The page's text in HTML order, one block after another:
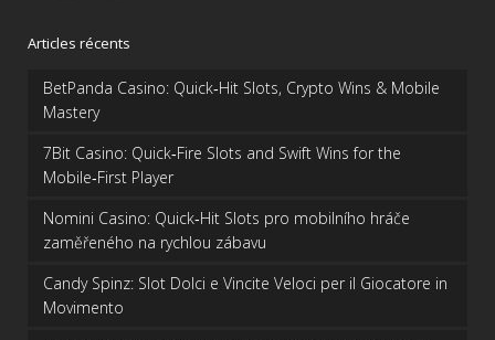
Articles récents
BetPanda Casino: Quick‑Hit Slots, Crypto Wins & Mobile
Mastery
7Bit Casino: Quick‑Fire Slots and Swift Wins for the
Mobile‑First Player
Nomini Casino: Quick‑Hit Slots pro mobilního hráče
zaměřeného na rychlou zábavu
Candy Spinz: Slot Dolci e Vincite Veloci per il Giocatore in
Movimento